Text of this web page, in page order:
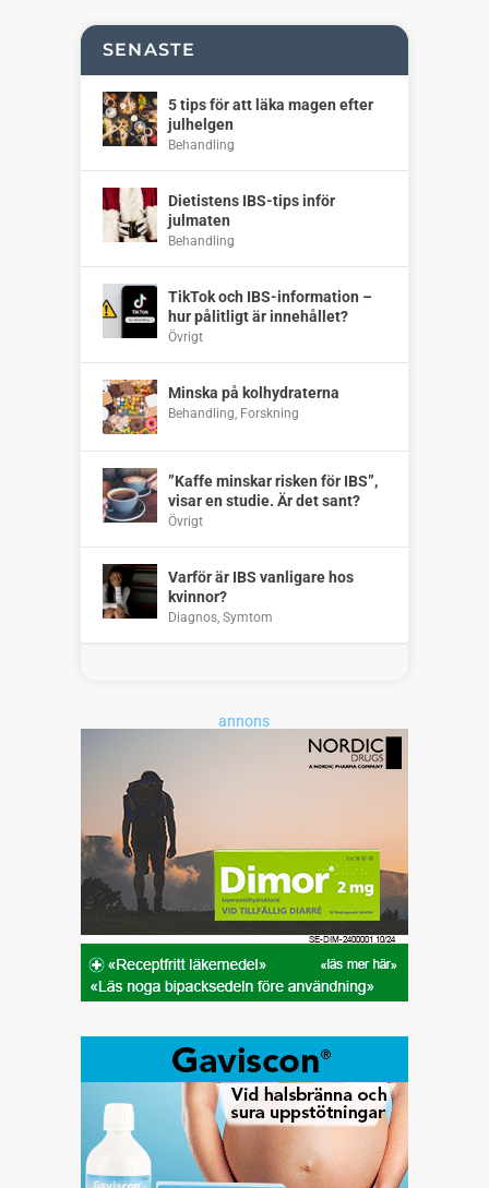
SENASTE
5 tips för att läka magen efter
julhelgen
Behandling
Dietistens IBS-tips inför
julmaten
Behandling
TikTok och IBS-information –
hur pålitligt är innehållet?
Övrigt
Minska på kolhydraterna
Behandling, Forskning
”Kaffe minskar risken för IBS”,
visar en studie. Är det sant?
Övrigt
Varför är IBS vanligare hos
kvinnor?
Diagnos, Symtom
annons